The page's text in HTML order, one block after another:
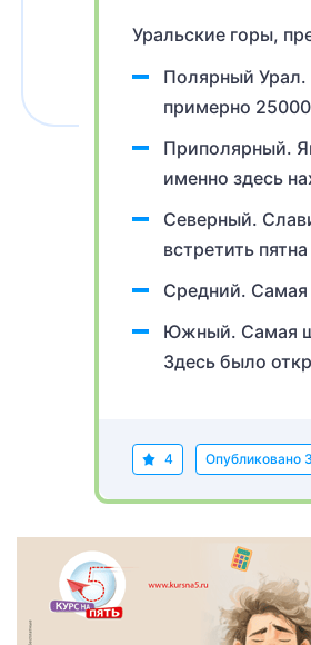
Уральские горы,
Полярный Урал.
примерно
Приполярный.
именно здесь
Северный.
встретить
Средний. Самая
Южный. Самая
Здесь было
4 Опубликовано